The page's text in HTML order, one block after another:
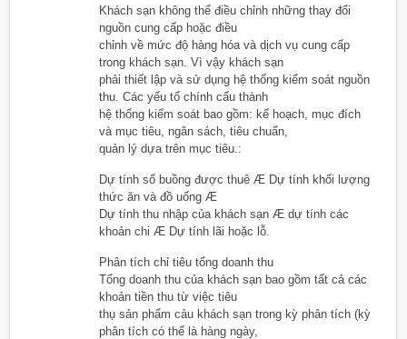
Khách sạn không thể điều chỉnh những thay đổi
nguồn cung cấp hoặc điều
chỉnh về mức độ hàng hóa và dịch vụ cung cấp
trong khách sạn. Vì vậy khách sạn
phải thiết lập và sử dụng hệ thống kiểm soát nguồn
thu. Các yếu tố chính cấu thành
hệ thống kiểm soát bao gồm: kế hoạch, mục đích
và mục tiêu, ngân sách, tiêu chuẩn,
quản lý dựa trên mục tiêu.:
Dự tính số buồng được thuê Æ Dự tính khối lượng
thức ăn và đồ uống Æ
Dự tính thu nhập của khách sạn Æ dự tính các
khoản chi Æ Dự tính lãi hoặc lỗ.
Phân tích chỉ tiêu tổng doanh thu
Tổng doanh thu của khách sạn bao gồm tất cả các
khoản tiền thu từ việc tiêu
thụ sản phẩm cảu khách sạn trong kỳ phân tích (kỳ
phân tích có thể là hàng ngày,